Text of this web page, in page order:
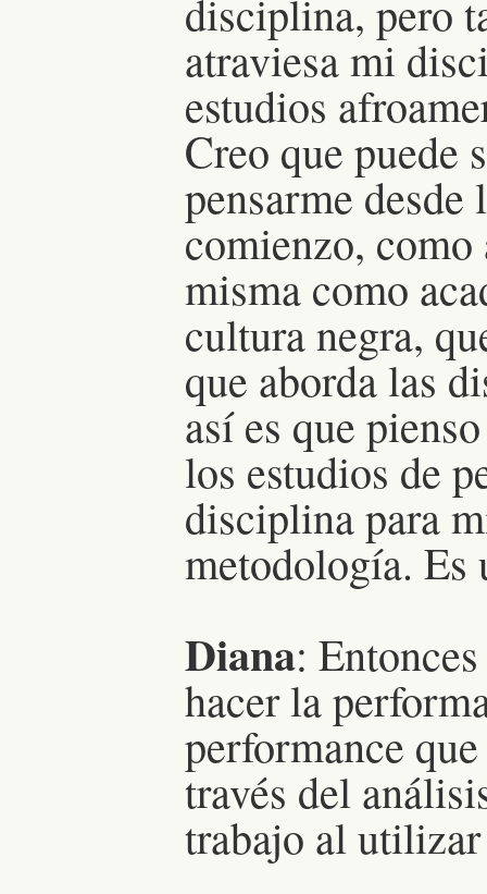
disciplina, pero
atraviesa mi
estudios
Creo que puede
pensarme
comienzo,
misma como
cultura negra,
que aborda las
así es que
los estudios de
disciplina para
metodología. Es
Diana:
hacer la
performance
través del
trabajo al utilizar